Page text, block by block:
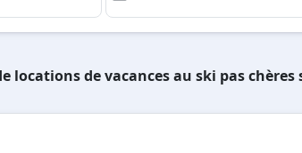
locations de vacances au ski pas chères